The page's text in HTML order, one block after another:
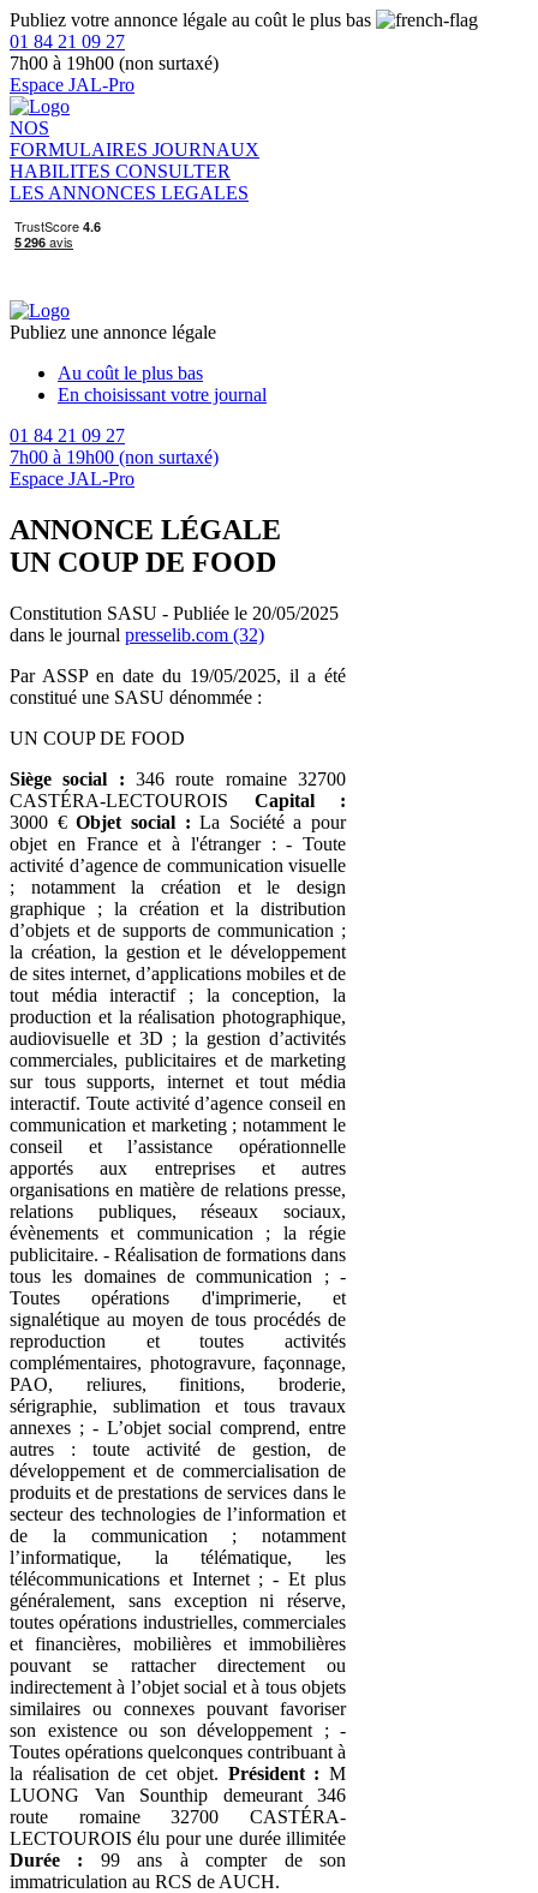
Publiez votre annonce légale au coût le plus bas
01 84 21 09 27
7h00 à 19h00 (non surtaxé)
Espace JAL-Pro
NOS
FORMULAIRES JOURNAUX
HABILITES CONSULTER
LES ANNONCES LEGALES
Publiez une annonce légale
Au coût le plus bas
En choisissant votre journal
01 84 21 09 27
7h00 à 19h00 (non surtaxé)
Espace JAL-Pro
ANNONCE LÉGALE
UN COUP DE FOOD
Constitution SASU - Publiée le 20/05/2025
dans le journal presselib.com (32)
Par ASSP en date du 19/05/2025, il a été
constitué une SASU dénommée :
UN COUP DE FOOD
Siège social : 346 route romaine 32700
CASTÉRA-LECTOUROIS Capital :
3000 €Objet social : La Société a pour
objet en France et à l'étranger : - Toute
activité d’agence de communication visuelle
; notamment la création et le design
graphique ; la création et la distribution
d’objets et de supports de communication ;
la création, la gestion et le développement
de sites internet, d’applications mobiles et de
tout média interactif ; la conception, la
production et la réalisation photographique,
audiovisuelle et 3D ; la gestion d’activités
commerciales, publicitaires et de marketing
sur tous supports, internet et tout média
interactif. Toute activité d’agence conseil en
communication et marketing ; notamment le
conseil et l’assistance opérationnelle
apportés aux entreprises et autres
organisations en matière de relations presse,
relations publiques, réseaux sociaux,
évènements et communication ; la régie
publicitaire. - Réalisation de formations dans
tous les domaines de communication ; -
Toutes opérations d'imprimerie, et
signalétique au moyen de tous procédés de
reproduction et toutes activités
complémentaires, photogravure, façonnage,
PAO, reliures, finitions, broderie,
sérigraphie, sublimation et tous travaux
annexes ; - L’objet social comprend, entre
autres : toute activité de gestion, de
développement et de commercialisation de
produits et de prestations de services dans le
secteur des technologies de l’information et
de la communication ; notamment
l’informatique, la télématique, les
télécommunications et Internet ; - Et plus
généralement, sans exception ni réserve,
toutes opérations industrielles, commerciales
et financières, mobilières et immobilières
pouvant se rattacher directement ou
indirectement à l’objet social et à tous objets
similaires ou connexes pouvant favoriser
son existence ou son développement ; -
Toutes opérations quelconques contribuant à
la réalisation de cet objet. Président : M
LUONG Van Sounthip demeurant 346
route romaine 32700 CASTÉRA-
LECTOUROIS élu pour une durée illimitée
Durée : 99 ans à compter de son
immatriculation au RCS de AUCH.